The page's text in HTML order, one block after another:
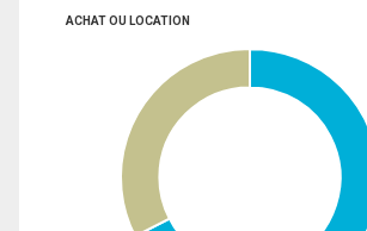
ACHAT OU LOCATION